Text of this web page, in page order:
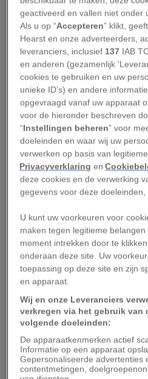
eerder was gezien bij
met mannetjes van een
buurt. En daarna met
andere coalitie.
De onderzoekers die haar
indruk dat er een
het paargedrag van
inderdaad het geval was.
Door te paren met
die haar territorium
de inmiddels 10 jaar oude
tegen kindermoord,
onduidelijkheid creëerde
Haar strategie werkte:
werden gedood. Dat
een nieuwe studie die
Behavioral Ecology.
“Als een volwassen
tegenkomt waarvan hij
hem is, doodt hij de
geactiveerd en vallen niet onder
Als u op “Accepteren” klikt,
Hearst en onze adverteerders,
leveranciers, inclusief 137 IAB
en anderen (gezamenlijk
cookies te gebruiken en uw
unieke ID’s) en andere
opgevraagd vanaf uw apparaat
voor de hieronder beschreven
“Instellingen beheren” voor
doeleinden en waar wij uw
verwerken op basis van
Privacyverklaring en
deze cookies en de verwerking
gegevens voor deze
U kunt uw voorkeuren voor
maken tegen legitieme
moment intrekken door te
onderaan deze site. Uw
toepassing op deze site en zijn
en apparaat.
Wij en onze Leveranciers
verkregen via het gebruik van
volgende doeleinden:
De apparaatkenmerken actief
Informatie op een apparaat
Gepersonaliseerde advertenties
contentmetingen,